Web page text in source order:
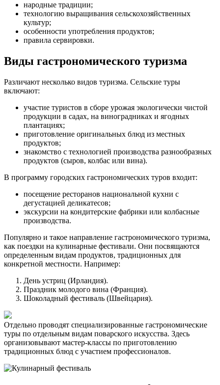
народные традиции;
технологию выращивания сельскохозяйственных
культур;
особенности употребления продуктов;
правила сервировки.
Виды гастрономического туризма
Различают несколько видов туризма. Сельские туры
включают:
участие туристов в сборе урожая экологически чистой
продукции в садах, на виноградниках и ягодных
плантациях;
приготовление оригинальных блюд из местных
продуктов;
знакомство с технологией производства разнообразных
продуктов (сыров, колбас или вина).
В программу городских гастрономических туров входит:
посещение ресторанов национальной кухни с
дегустацией деликатесов;
экскурсии на кондитерские фабрики или колбасные
производства.
Популярно и такое направление гастрономического туризма,
как поездки на кулинарные фестивали. Они посвящаются
определенным видам продуктов, традиционных для
конкретной местности. Например:
День устриц (Ирландия).
Праздник молодого вина (Франция).
Шоколадный фестиваль (Швейцария).
Отдельно проводят специализированные гастрономические
туры по отдельным видам поварского искусства. Здесь
организовывают мастер-классы по приготовлению
традиционных блюд с участием профессионалов.